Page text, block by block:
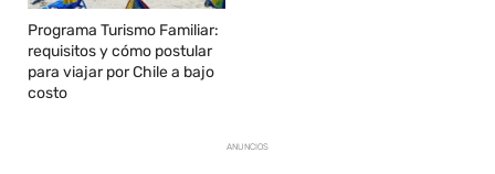
Programa Turismo Familiar:
requisitos y cómo postular
para viajar por Chile a bajo
costo
ANUNCIOS